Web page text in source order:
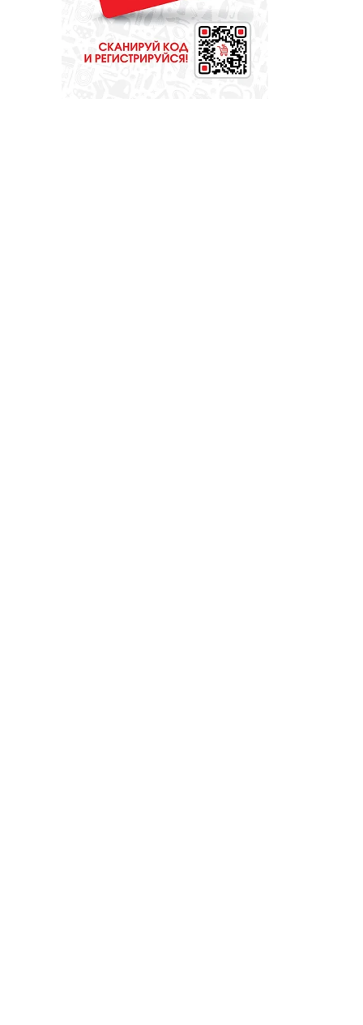
СПОРТ
Зарядка под
присмотром